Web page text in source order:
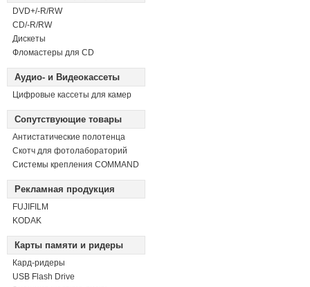
DVD+/-R/RW
СD/-R/RW
Дискеты
Фломастеры для CD
Аудио- и Видеокассеты
Цифровые кассеты для камер
Сопутствующие товары
Антистатические полотенца
Скотч для фотолабораторий
Системы крепления COMMAND
Рекламная продукция
FUJIFILM
KODAK
Карты памяти и ридеры
Кард-ридеры
USB Flash Drive